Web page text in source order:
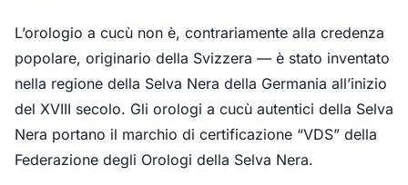
L’orologio a cucù non è, contrariamente alla credenza
popolare, originario della Svizzera — è stato inventato
nella regione della Selva Nera della Germania all’inizio
del XVIII secolo. Gli orologi a cucù autentici della Selva
Nera portano il marchio di certificazione “VDS” della
Federazione degli Orologi della Selva Nera.